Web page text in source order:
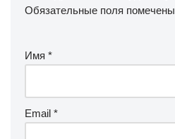
Обязательные поля помечены
Имя *
Email *